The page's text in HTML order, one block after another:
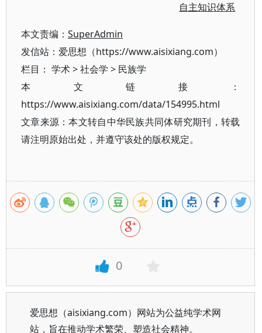
自主知识体系
本文责编： SuperAdmin
发信站：爱思想（https://www.aisixiang.com）
栏目： 学术>社会学 > 民族学
本文链接：
https://www.aisixiang.com/data/154995.html
文章来源：本文转自中华民族共同体研究期刊，转载
请注明原始出处，并遵守该处的版权规定。
0
爱思想（aisixiang.com）网站为公益纯学术网
站，旨在推动学术繁荣、塑造社会精神。